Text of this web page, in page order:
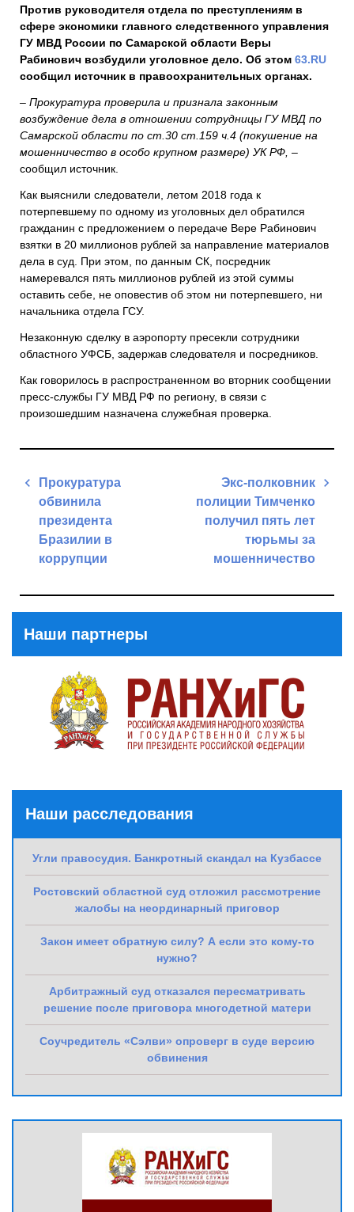
Против руководителя отдела по преступлениям в
сфере экономики главного следственного управления
ГУ МВД России по Самарской области Веры
Рабинович возбудили уголовное дело. Об этом 63.RU
сообщил источник в правоохранительных органах.
– Прокуратура проверила и признала законным
возбуждение дела в отношении сотрудницы ГУ МВД по
Самарской области по ст.30 ст.159 ч.4 (покушение на
мошенничество в особо крупном размере) УК РФ, –
сообщил источник.
Как выяснили следователи, летом 2018 года к
потерпевшему по одному из уголовных дел обратился
гражданин с предложением о передаче Вере Рабинович
взятки в 20 миллионов рублей за направление материалов
дела в суд. При этом, по данным СК, посредник
намеревался пять миллионов рублей из этой суммы
оставить себе, не оповестив об этом ни потерпевшего, ни
начальника отдела ГСУ.
Незаконную сделку в аэропорту пресекли сотрудники
областного УФСБ, задержав следователя и посредников.
Как говорилось в распространенном во вторник сообщении
пресс-службы ГУ МВД РФ по региону, в связи с
произошедшим назначена служебная проверка.
Навигация
записям
Прокуратура
обвинила
президента
Бразилии в
коррупции
Экс-полковник
полиции Тимченко
получил пять лет
тюрьмы за
мошенничество
Наши партнеры
Наши расследования
Угли правосудия. Банкротный скандал на Кузбассе
Ростовский областной суд отложил рассмотрение
жалобы на неординарный приговор
Закон имеет обратную силу? А если это кому-то
нужно?
Арбитражный суд отказался пересматривать
решение после приговора многодетной матери
Соучредитель «Сэлви» опроверг в суде версию
обвинения